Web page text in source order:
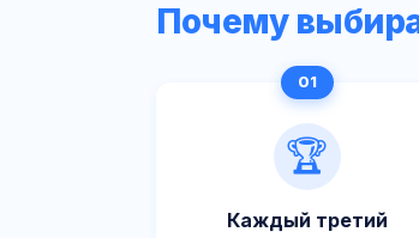
Почему
🏆
Каждый третий